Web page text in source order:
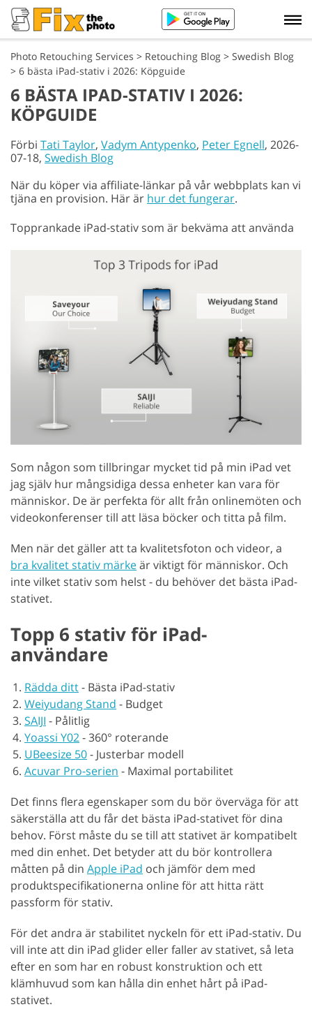
Photo Retouching Services > Retouching Blog > Swedish Blog
> 6 bästa iPad-stativ i 2026: Köpguide
6 BÄSTA IPAD-STATIV I 2026:
KÖPGUIDE
Förbi Tati Taylor, Vadym Antypenko, Peter Egnell, 2026-
07-18, Swedish Blog
När du köper via affiliate-länkar på vår webbplats kan vi
tjäna en provision. Här är hur det fungerar.
Topprankade iPad-stativ som är bekväma att använda
Som någon som tillbringar mycket tid på min iPad vet
jag själv hur mångsidiga dessa enheter kan vara för
människor. De är perfekta för allt från onlinemöten och
videokonferenser till att läsa böcker och titta på film.
Men när det gäller att ta kvalitetsfoton och videor, a
bra kvalitet stativ märkeär viktigt för människor. Och
inte vilket stativ som helst - du behöver det bästa iPad-
stativet.
Topp 6 stativ för iPad-
användare
Rädda ditt- Bästa iPad-stativ
Weiyudang Stand - Budget
SAIJI - Pålitlig
Yoassi Y02-360° roterande
UBeesize 50- Justerbar modell
Acuvar Pro-serien - Maximal portabilitet
Det finns flera egenskaper som du bör överväga för att
säkerställa att du får det bästa iPad-stativet för dina
behov. Först måste du se till att stativet är kompatibelt
med din enhet. Det betyder att du bör kontrollera
måtten på din Apple iPad och jämför dem med
produktspecifikationerna online för att hitta rätt
passform för stativ.
För det andra är stabilitet nyckeln för ett iPad-stativ. Du
vill inte att din iPad glider eller faller av stativet, så leta
efter en som har en robust konstruktion och ett
klämhuvud som kan hålla din enhet hårt på iPad-
stativet.